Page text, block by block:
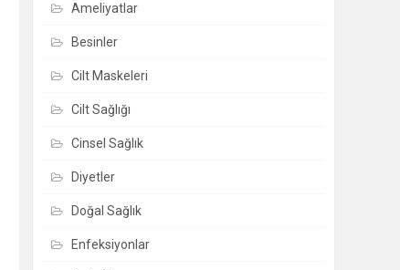
Ameliyatlar
Besinler
Cilt Maskeleri
Cilt Sağlığı
Cinsel Sağlık
Diyetler
Doğal Sağlık
Enfeksiyonlar